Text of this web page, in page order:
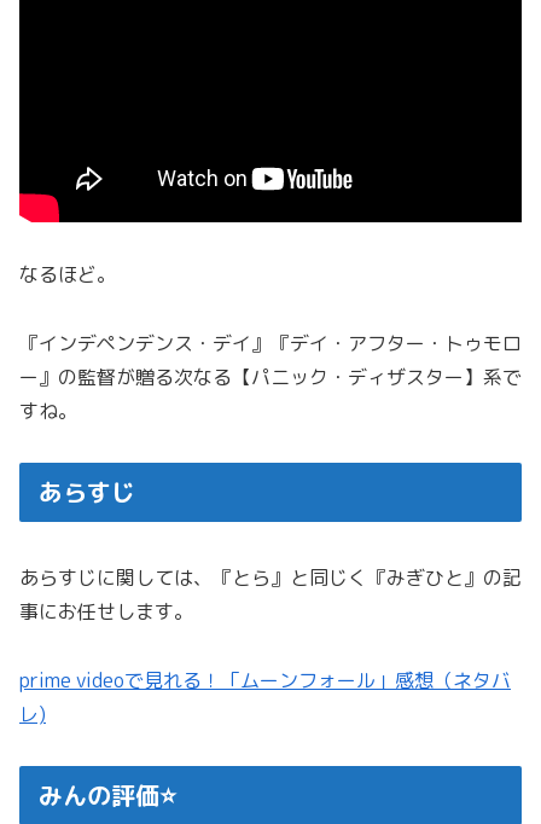
なるほど。
『インデペンデンス・デイ』『デイ・アフター・トゥモロ
ー』の監督が贈る次なる【パニック・ディザスター】系で
すね。
あらすじ
あらすじに関しては、『とら』と同じく『みぎひと』の記
事にお任せします。
prime videoで見れる！「ムーンフォール」感想（ネタバ
レ)
みんの評価⭐️